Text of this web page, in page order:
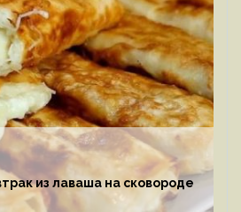
из лаваша на сковороде